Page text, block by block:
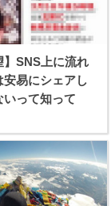
】SNS上に流れ
安易にシェアし
いって知って